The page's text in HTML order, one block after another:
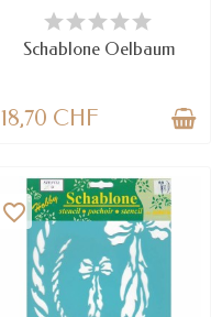
NUR NOCH WENIGE TEILE
VERFÜGBAR
Schablone Oelbaum
18,70 CHF
favorite_border